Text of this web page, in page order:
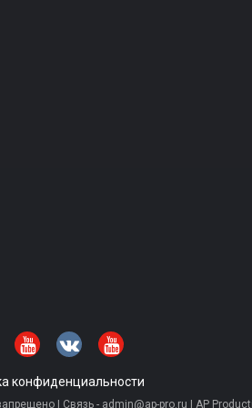
конфиденциальности
| Связь - admin@ap-pro.ru | AP